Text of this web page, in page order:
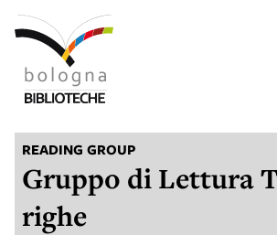
READING GROUP
Gruppo di Lettura
righe